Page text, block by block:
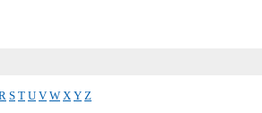
S T U V W X Y Z